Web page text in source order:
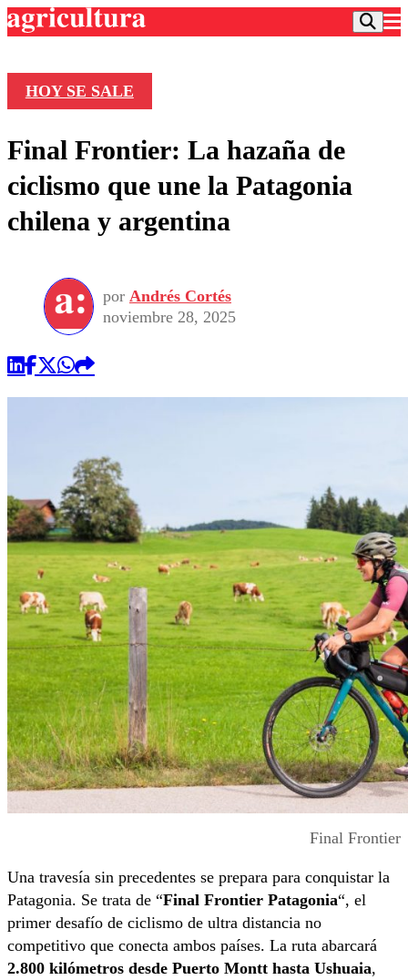
Frecuencias
Agricultura TV
Deportes
Colo Colo
Seleccion Chilena
Torneo Internacional
Universidad de Chile
Entretención
Economía
Internacional
Sustentabilidad
Publicaciones en medios
Opinión
HOY SE SALE
Final Frontier: La hazaña de
ciclismo que une la Patagonia
chilena y argentina
por Andrés Cortés
noviembre 28, 2025
Final Frontier
Una travesía sin precedentes se prepara para conquistar la
Patagonia. Se trata de “Final Frontier Patagonia“, el
primer desafío de ciclismo de ultra distancia no
competitivo que conecta ambos países. La ruta abarcará
2.800 kilómetros desde Puerto Montt hasta Ushuaia,